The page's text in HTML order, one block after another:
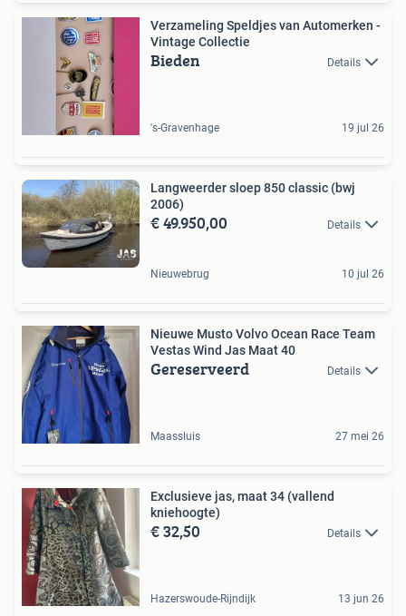
Verzameling Speldjes van Automerken -
Vintage Collectie
Bieden Details
's-Gravenhage 19 jul 26
Langweerder sloep 850 classic (bwj
2006)
€ 49.950,00 Details
Nieuwebrug 10 jul 26
Nieuwe Musto Volvo Ocean Race Team
Vestas Wind Jas Maat 40
Gereserveerd Details
Maassluis 27 mei 26
Exclusieve jas, maat 34 (vallend
kniehoogte)
€ 32,50 Details
Hazerswoude-Rijndijk 13 jun 26